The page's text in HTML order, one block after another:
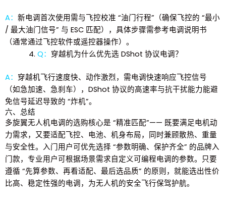
A： 新电调首次使用需与飞控校准 “油门行程”（确保飞控的 “最小
/ 最大油门信号” 与 ESC 匹配），具体步骤需参考电调说明书
（通常通过飞控软件或遥控器操作）。
Q： 穿越机为什么优先选 DShot 协议电调？
A： 穿越机飞行速度快、动作激烈，需电调快速响应飞控信号
（如急加速、急刹车），DShot 协议的高速率与抗干扰能力能避
免信号延迟导致的 “炸机”。
六、总结
多旋翼无人机电调的选购核心是 “精准匹配”—— 既要满足电机动
力需求，又要适配飞控、电池、机身布局，同时兼顾散热、重量
与安全性。入门用户可优先选择 “参数明确、保护齐全” 的品牌入
门款，专业用户可根据场景需求自定义可编程电调的参数。只要
遵循 “先算参数、再看适配、最后选品质” 的原则，就能选出性价
比高、稳定性强的电调，为无人机的安全飞行保驾护航。